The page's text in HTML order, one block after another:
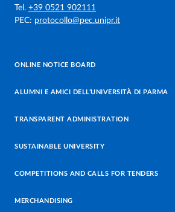
Tel. +39 0521 902111
PEC: protocollo@pec.unipr.it
ONLINE NOTICE BOARD
ALUMNI E AMICI DELL’UNIVERSITÀ DI PARMA
TRANSPARENT ADMINISTRATION
SUSTAINABLE UNIVERSITY
COMPETITIONS AND CALLS FOR TENDERS
MERCHANDISING